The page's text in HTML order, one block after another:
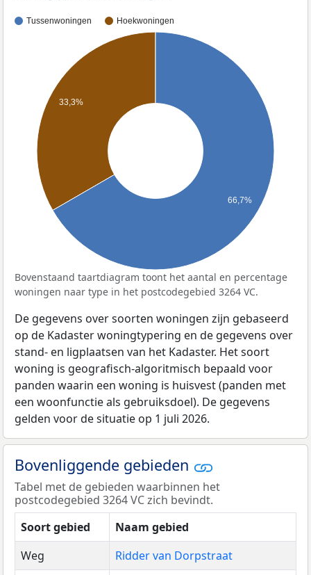
Tussenwoningen Hoekwoningen
33,3%
66,7%
Bovenstaand taartdiagram toont het aantal en percentage
woningen naar type in het postcodegebied 3264 VC.
De gegevens over soorten woningen zijn gebaseerd
op de Kadaster woningtypering en de gegevens over
stand- en ligplaatsen van het Kadaster. Het soort
woning is geografisch-algoritmisch bepaald voor
panden waarin een woning is huisvest (panden met
een woonfunctie als gebruiksdoel). De gegevens
gelden voor de situatie op 1 juli 2026.
Bovenliggende gebieden
Tabel met de gebieden waarbinnen het
postcodegebied 3264 VC zich bevindt.
Soort gebied
Naam gebied
Weg
Ridder van Dorpstraat